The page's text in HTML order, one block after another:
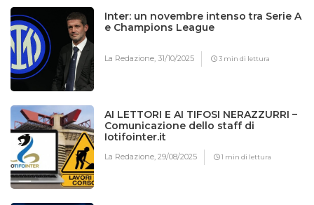
Inter: un novembre intenso tra Serie A
e Champions League
La Redazione,31/10/2025 3 min di lettura
AI LETTORI E AI TIFOSI NERAZZURRI –
Comunicazione dello staff di
Iotifointer.it
La Redazione,29/08/2025 1 min di lettura